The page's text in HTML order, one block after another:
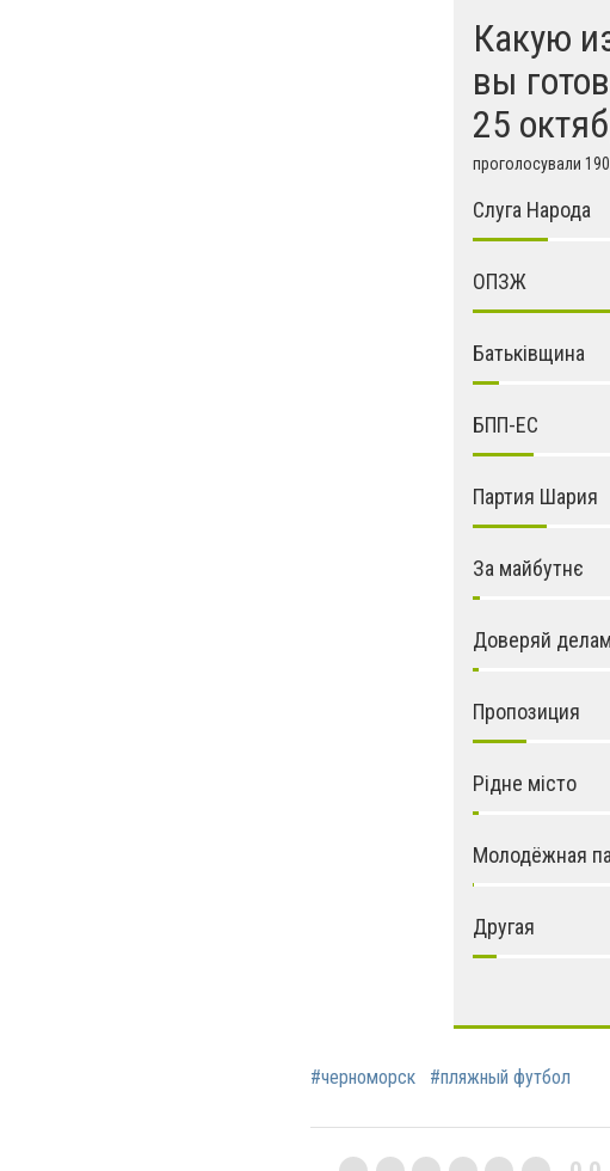
Какую
вы
25
проголосували
Слуга Народа
ОПЗЖ
Батьківщина
БПП-ЕС
Партия Шария
За майбутнє
Доверяй делам
Пропозиция
Рідне місто
Молодёжная
Другая
#черноморск #пляжный футбол